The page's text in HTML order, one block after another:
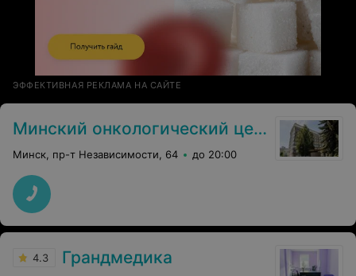
ЭФФЕКТИВНАЯ РЕКЛАМА НА САЙТЕ
Минский онкологический центр
Минск, пр-т Независимости, 64 до 20:00
4.3 Грандмедика